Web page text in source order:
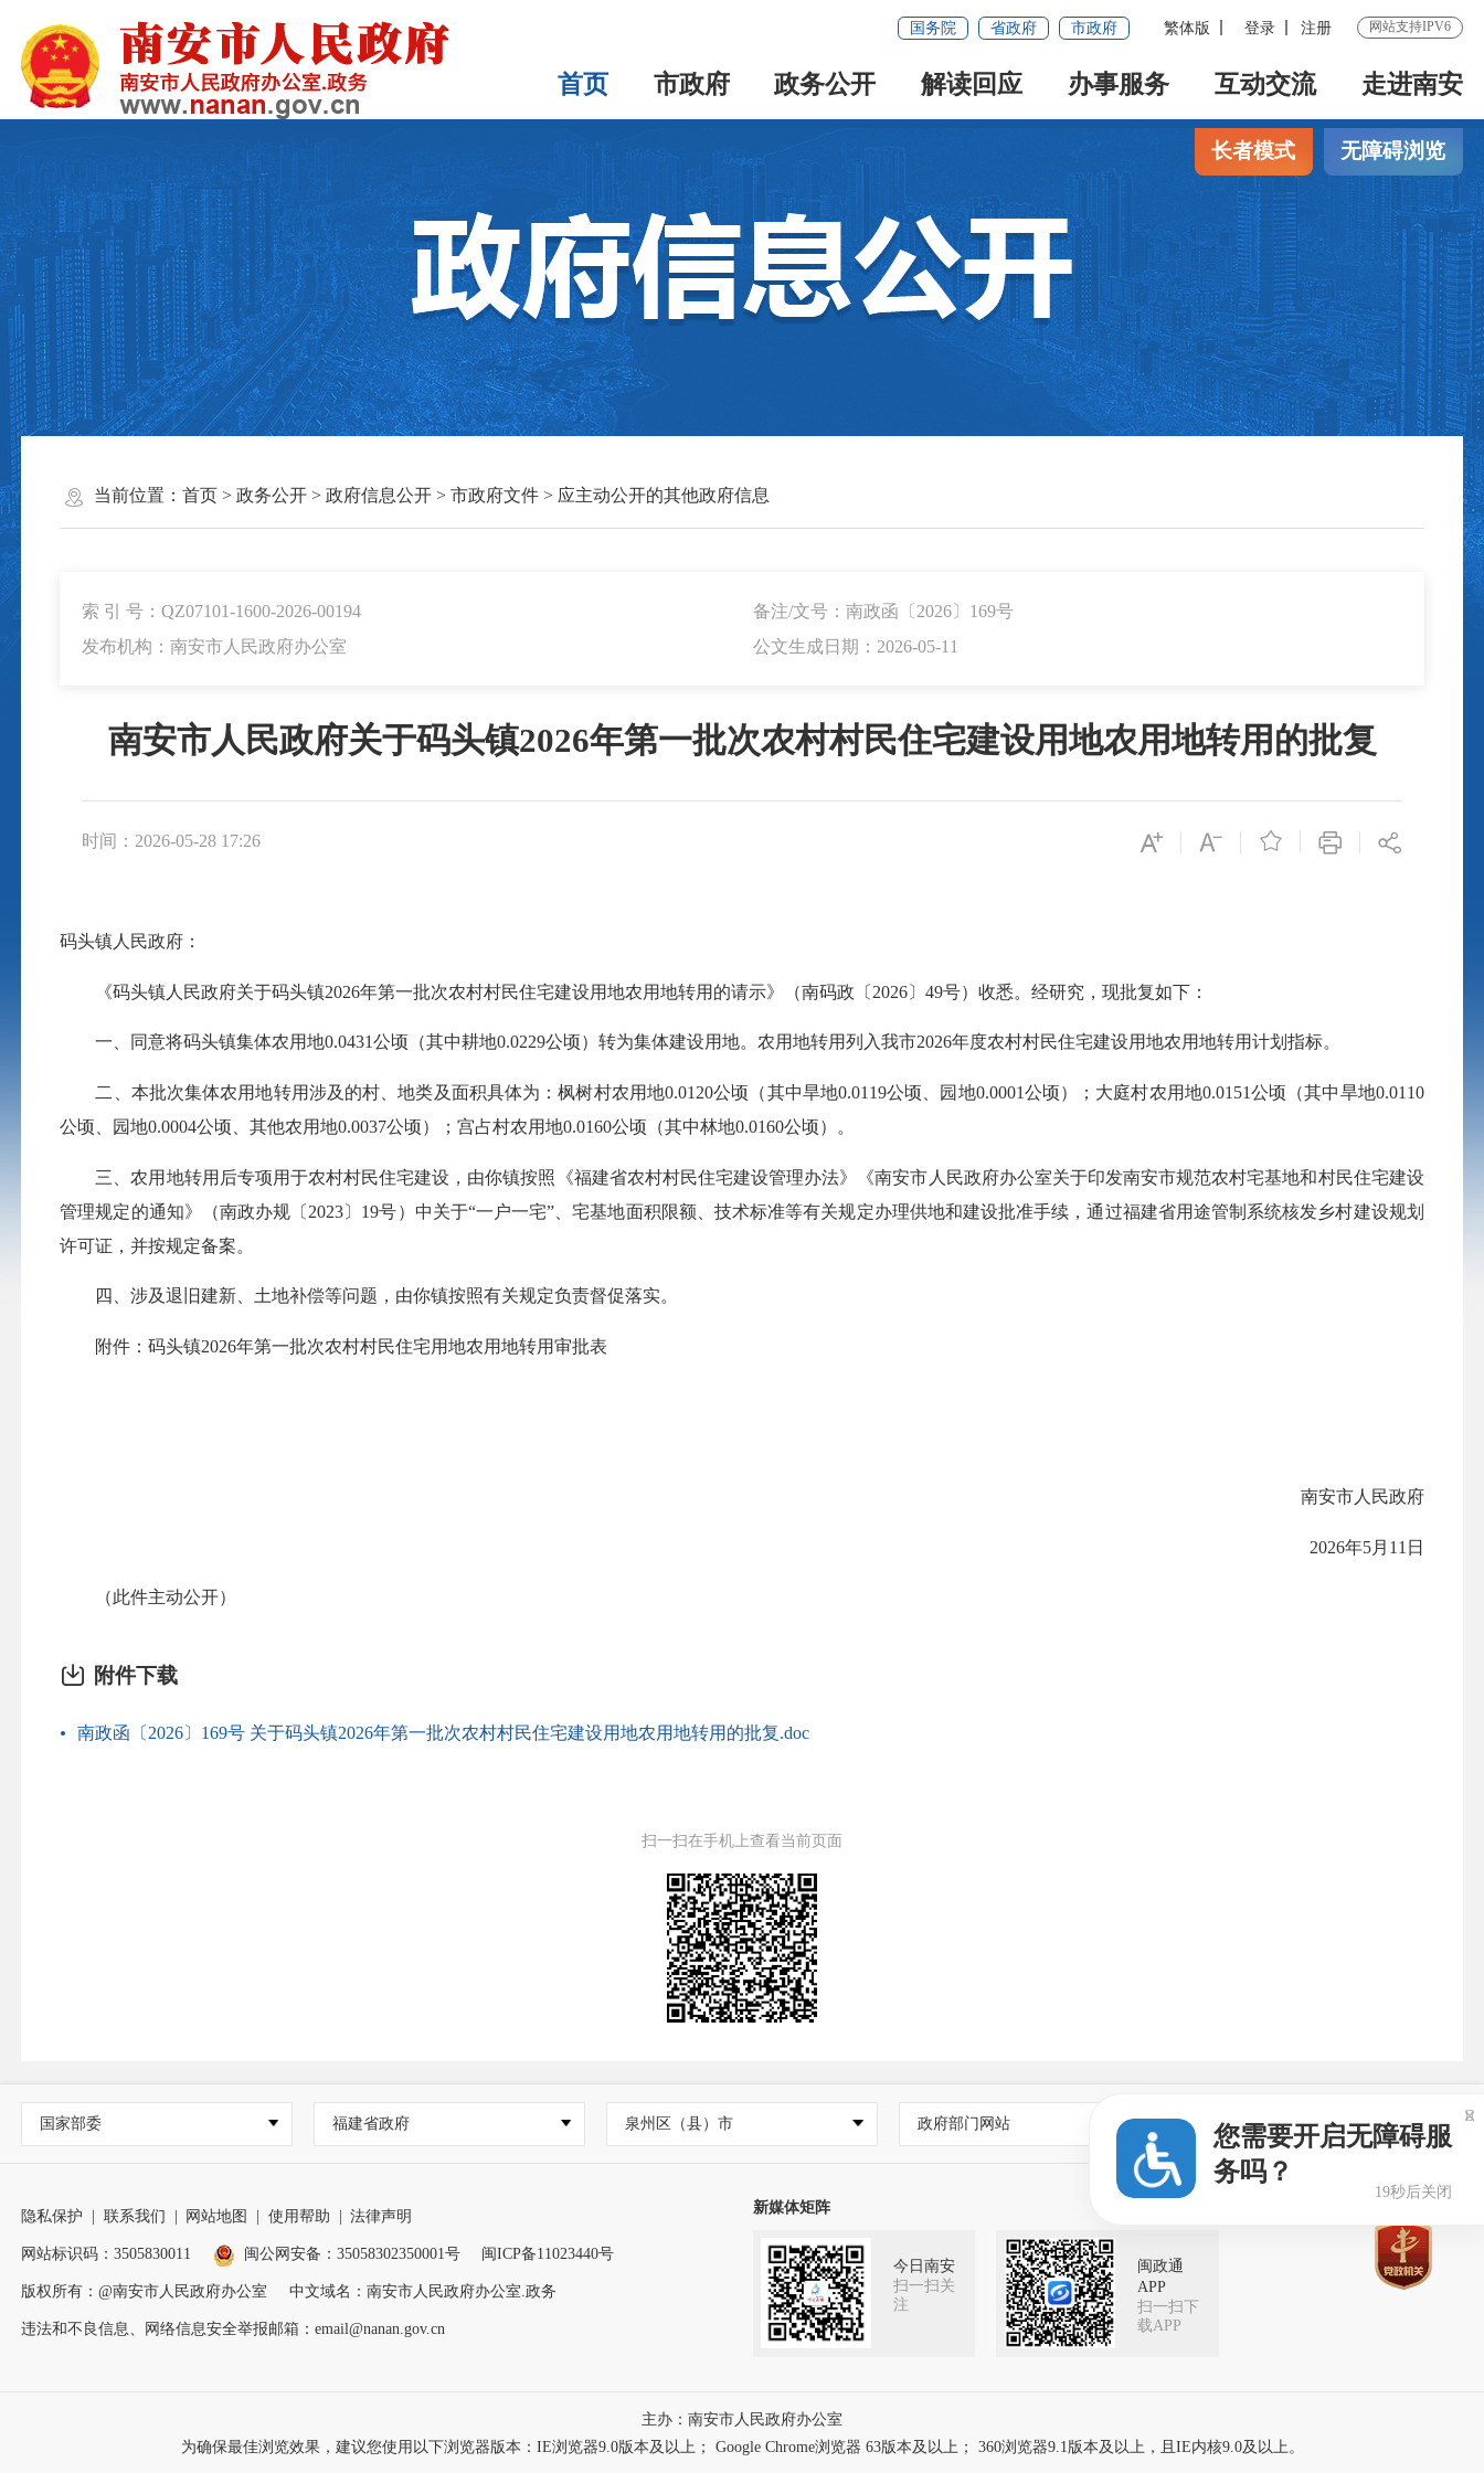
国务院 省政府 市政府 繁体版 登录 注册 网站支持IPV6
首页 市政府 政务公开 解读回应 办事服务 互动交流 走进南安
长者模式 无障碍浏览
当前位置： 首页> 政务公开> 政府信息公开> 市政府文件> 应主动公开的其他政府信息
索 引 号：QZ07101-1600-2026-00194
备注/文号：南政函〔2026〕169号
发布机构：南安市人民政府办公室
公文生成日期：2026-05-11
南安市人民政府关于码头镇2026年第一批次农村村民住宅建设用地农用地转用的批复
时间：2026-05-28 17:26 
码头镇人民政府：
《码头镇人民政府关于码头镇2026年第一批次农村村民住宅建设用地农用地转用的请示》（南码政〔2026〕49号）收悉。经研究，现批复如下：
一、同意将码头镇集体农用地0.0431公顷（其中耕地0.0229公顷）转为集体建设用地。农用地转用列入我市2026年度农村村民住宅建设用地农用地转用计划指标。
二、本批次集体农用地转用涉及的村、地类及面积具体为：枫树村农用地0.0120公顷（其中旱地0.0119公顷、园地0.0001公顷）；大庭村农用地0.0151公顷（其中旱地0.0110
公顷、园地0.0004公顷、其他农用地0.0037公顷）；宫占村农用地0.0160公顷（其中林地0.0160公顷）。
三、农用地转用后专项用于农村村民住宅建设，由你镇按照《福建省农村村民住宅建设管理办法》《南安市人民政府办公室关于印发南安市规范农村宅基地和村民住宅建设
管理规定的通知》（南政办规〔2023〕19号）中关于“一户一宅”、宅基地面积限额、技术标准等有关规定办理供地和建设批准手续，通过福建省用途管制系统核发乡村建设规划
许可证，并按规定备案。
四、涉及退旧建新、土地补偿等问题，由你镇按照有关规定负责督促落实。
附件：码头镇2026年第一批次农村村民住宅用地农用地转用审批表
南安市人民政府
2026年5月11日
（此件主动公开）
附件下载
南政函〔2026〕169号 关于码头镇2026年第一批次农村村民住宅建设用地农用地转用的批复.doc
扫一扫在手机上查看当前页面
国家部委 福建省政府 泉州区（县）市 政府部门网站 乡镇街道政府网站
隐私保护 联系我们 网站地图 使用帮助 法律声明
网站标识码：3505830011 闽公网安备：35058302350001号 闽ICP备11023440号
版权所有：@南安市人民政府办公室 中文域名：南安市人民政府办公室.政务
违法和不良信息、网络信息安全举报邮箱：email@nanan.gov.cn
新媒体矩阵
今日南安
扫一扫关
注
闽政通
APP
扫一扫下
载APP
主办：南安市人民政府办公室
为确保最佳浏览效果，建议您使用以下浏览器版本：IE浏览器9.0版本及以上； Google Chrome浏览器 63版本及以上； 360浏览器9.1版本及以上，且IE内核9.0及以上。
您需要开启无障碍服
务吗？
18秒后关闭
